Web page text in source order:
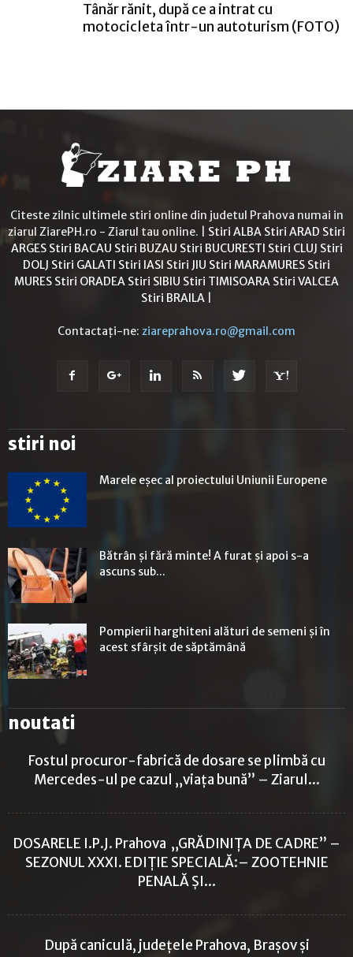
Tânăr rănit, după ce a intrat cu
motocicleta într-un autoturism (FOTO)
Citeste zilnic ultimele stiri online din judetul Prahova numai in
ziarul ZiarePH.ro - Ziarul tau online. | Stiri ALBA Stiri ARAD Stiri
ARGES Stiri BACAU Stiri BUZAU Stiri BUCURESTI Stiri CLUJ Stiri
DOLJ Stiri GALATI Stiri IASI Stiri JIU Stiri MARAMURES Stiri
MURES Stiri ORADEA Stiri SIBIU Stiri TIMISOARA Stiri VALCEA
Stiri BRAILA
Contactați-ne: ziareprahova.ro@gmail.com
stiri noi
Marele eșec al proiectului Uniunii Europene
Bătrân și fără minte! A furat și apoi s-a
ascuns sub...
Pompierii harghiteni alături de semeni şi în
acest sfârşit de săptămână
noutati
Fostul procuror-fabrică de dosare se plimbă cu
Mercedes-ul pe cazul „viața bună” – Ziarul...
DOSARELE I.P.J. Prahova „GRĂDINIȚA DE CADRE” –
SEZONUL XXXI. EDIȚIE SPECIALĂ:– ZOOTEHNIE
PENALĂ ȘI...
După caniculă, județele Prahova, Brașov și